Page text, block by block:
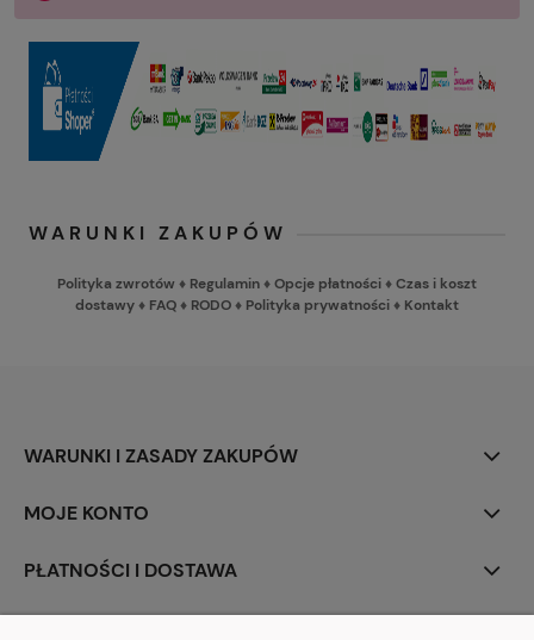
WARUNKI ZAKUPÓW
Polityka zwrotów ♦ Regulamin♦Opcje płatności♦Czas i koszt
dostawy♦ FAQ♦ RODO♦ Polityka prywatności♦ Kontakt
WARUNKI I ZASADY ZAKUPÓW
MOJE KONTO
PŁATNOŚCI I DOSTAWA